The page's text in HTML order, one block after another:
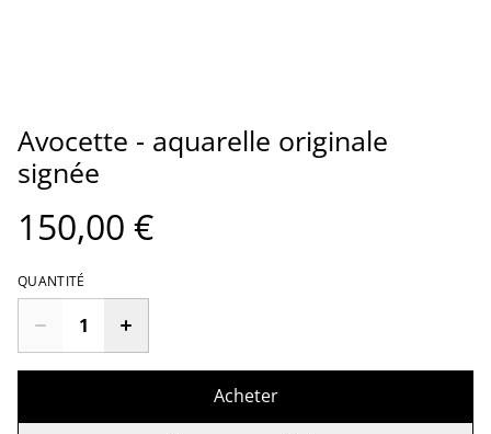
Avocette - aquarelle originale
signée
150,00 €
QUANTITÉ
Acheter